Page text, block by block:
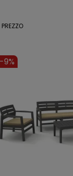
PREZZO
-9%